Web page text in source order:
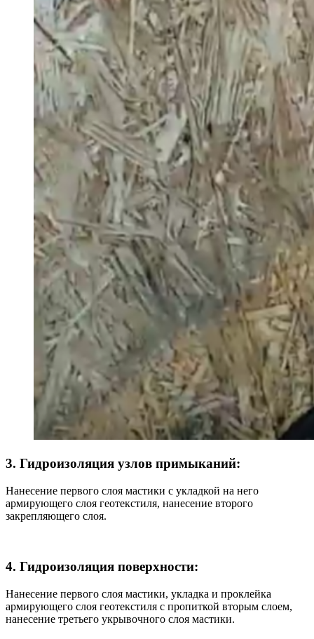
3. Гидроизоляция узлов примыканий:
Нанесение первого слоя мастики с укладкой на него
армирующего слоя геотекстиля, нанесение второго
закрепляющего слоя.
4. Гидроизоляция поверхности:
Нанесение первого слоя мастики, укладка и проклейка
армирующего слоя геотекстиля с пропиткой вторым слоем,
нанесение третьего укрывочного слоя мастики.